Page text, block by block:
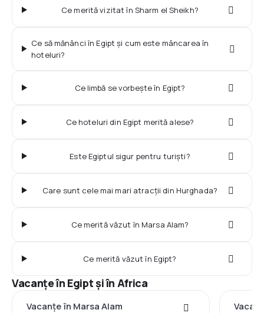
Ce merită vizitat în Sharm el Sheikh?
Ce să mănânci în Egipt și cum este mâncarea în
hoteluri?
Ce limbă se vorbește în Egipt?
Ce hoteluri din Egipt merită alese?
Este Egiptul sigur pentru turiști?
Care sunt cele mai mari atracții din Hurghada?
Ce merită văzut în Marsa Alam?
Ce merită văzut în Egipt?
Vacanţe în Egipt şi în Africa
Vacanţe în Marsa Alam